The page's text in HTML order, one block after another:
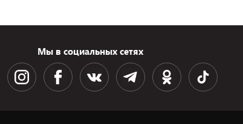
Мы в социальных сетях